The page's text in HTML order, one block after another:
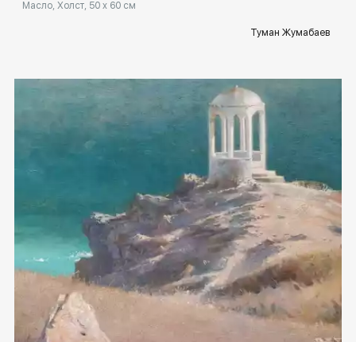
Масло, Холст, 50 x 60 см
Туман Жумабаев